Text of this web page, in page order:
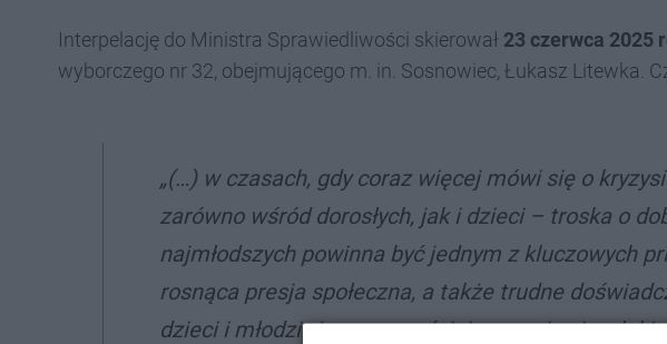
Interpelację do Ministra Sprawiedliwości skierował 23 czerwca 2025
wyborczego nr 32, obejmującego m. in. Sosnowiec, Łukasz Litewka.
„(…) w czasach, gdy coraz więcej mówi się o
zarówno wśród dorosłych, jak i dzieci – troska o
najmłodszych powinna być jednym z kluczowych
rosnąca presja społeczna, a także trudne
dzieci i młodzież coraz częściej zmagają się z